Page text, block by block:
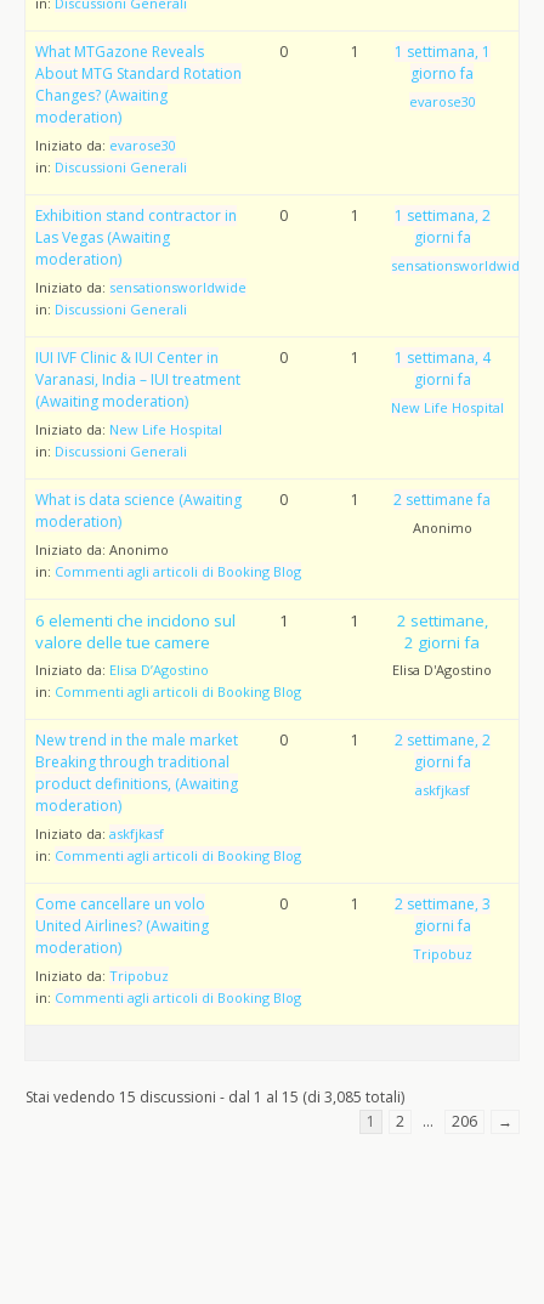
What MTGazone Reveals
About MTG Standard Rotation
Changes? (Awaiting
moderation)
Iniziato da: evarose30
in: Discussioni Generali
0 1
1 settimana, 1
giorno fa
evarose30
Exhibition stand contractor in
Las Vegas (Awaiting
moderation)
Iniziato da: sensationsworldwide
in: Discussioni Generali
0 1
1 settimana, 2
giorni fa
sensationsworldwide
IUI IVF Clinic & IUI Center in
Varanasi, India – IUI treatment
(Awaiting moderation)
Iniziato da: New Life Hospital
in: Discussioni Generali
0 1
1 settimana, 4
giorni fa
New Life Hospital
What is data science (Awaiting
moderation)
Iniziato da: Anonimo
in: Commenti agli articoli di Booking Blog
0 1 2 settimane fa
Anonimo
6 elementi che incidono sul
valore delle tue camere
Iniziato da: Elisa D’Agostino
in: Commenti agli articoli di Booking Blog
1 1
2 settimane,
2 giorni fa
Elisa D'Agostino
New trend in the male market
Breaking through traditional
product definitions, (Awaiting
moderation)
Iniziato da: askfjkasf
in: Commenti agli articoli di Booking Blog
0 1
2 settimane, 2
giorni fa
askfjkasf
Come cancellare un volo
United Airlines? (Awaiting
moderation)
Iniziato da: Tripobuz
in: Commenti agli articoli di Booking Blog
0 1
2 settimane, 3
giorni fa
Tripobuz
Stai vedendo 15 discussioni - dal 1 al 15 (di 3,085 totali)
1
2 … 206 →